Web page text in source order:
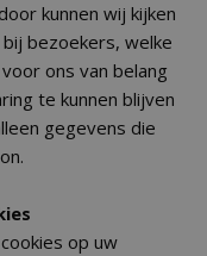
kunnen wij kijken
bezoekers, welke
ons van belang
te kunnen blijven
gegevens die
op uw